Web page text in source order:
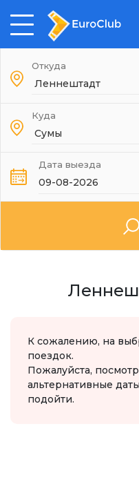
Откуда
Куда
Дата выезда
К сожалению, на
поездок.
Пожалуйста,
альтернативные
подойти.